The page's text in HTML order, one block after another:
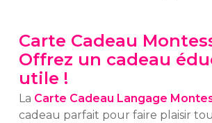
Carte Cadeau
Offrez un cadeau
utile !
La Carte Cadeau Langage
cadeau parfait pour faire plaisir